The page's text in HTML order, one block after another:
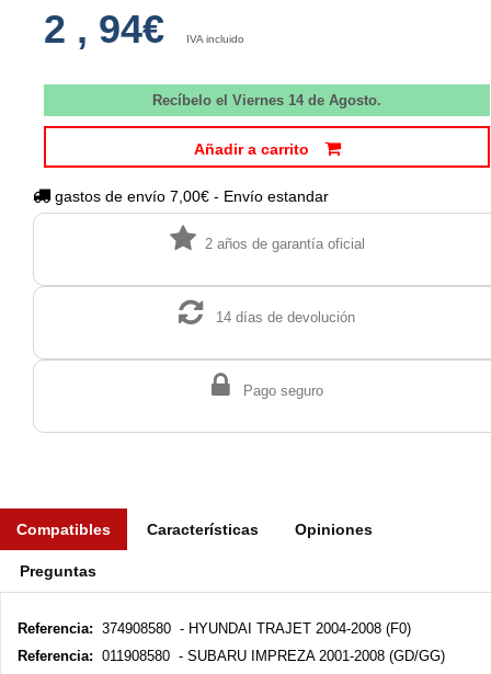
2 , 94€ IVA incluido
Recíbelo el Viernes 14 de Agosto.
Añadir a carrito
gastos de envío 7,00€ - Envío estandar
2 años de garantía oficial
14 días de devolución
Pago seguro
Compatibles Características Opiniones
Preguntas
Referencia: 374908580 - HYUNDAI TRAJET 2004-2008 (F0)
Referencia: 011908580 - SUBARU IMPREZA 2001-2008 (GD/GG)